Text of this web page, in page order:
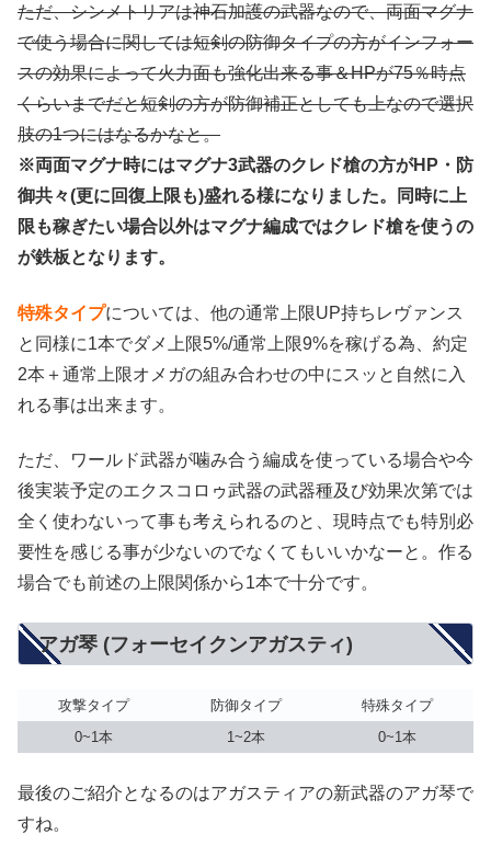
ただ、シンメトリアは神石加護の武器なので、両面マグナ
で使う場合に関しては短剣の防御タイプの方がインフォー
スの効果によって火力面も強化出来る事＆HPが75％時点
くらいまでだと短剣の方が防御補正としても上なので選択
肢の1つにはなるかなと。
※両面マグナ時にはマグナ3武器のクレド槍の方がHP・防
御共々(更に回復上限も)盛れる様になりました。同時に 上
限も稼ぎたい場合以外はマグナ編成ではクレド槍を使うの
が鉄板となります。
特殊タイプについては、他の通常上限UP持ちレヴァンス
と同様に1本でダメ上限5%/通常上限9%を稼げる為、約定
2本＋通常上限オメガの組み合わせの中にスッと自然に入
れる事は出来ます。
ただ、ワールド武器が噛み合う編成を使っている場合や今
後実装予定のエクスコロゥ武器の武器種及び効果次第では
全く使わないって事も考えられるのと、現時点でも特別必
要性を感じる事が少ないのでなくてもいいかなーと。作る
場合でも前述の上限関係から1本で十分です。
アガ琴 (フォーセイクンアガスティ)
攻撃タイプ 防御タイプ
特殊タイプ
0~1本
1~2本 0~1本
最後のご紹介となるのはアガスティアの新武器のアガ琴で
すね。